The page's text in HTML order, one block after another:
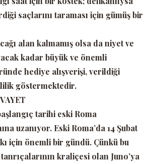
saçlarını taraması için gümüş bir
alan kalmamış olsa da niyet ve
kadar büyük ve önemli
hediye alışverişi, verildiği
göstermektedir.
tarihi eski Roma
uzanıyor. Eski Roma’da 14 Şubat
için önemli bir gündü. Çünkü bu
kraliçesi olan Juno’ya